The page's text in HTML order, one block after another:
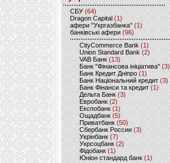
CБУ (64)
Dragon Capital (1)
афери "Укргазбанка" (1)
банківські афери (96)
CityCommerce Bank (1)
Union Standard Bank (2)
VAB Банк (13)
Банк "Фінансова ініціатива" (3)
Банк Кредит Дніпро (1)
Банк Національний кредит (3)
Банк Фінанси та кредит (1)
Дельта Банк (3)
Евробанк(2)
Експобанк (1)
Ощадбанк(5)
Приватбанк (50)
Сбербанк России (3)
Укрінбанк(7)
Укрсоцбанк (2)
Фідобанк (1)
Юніон стандард банк(1)